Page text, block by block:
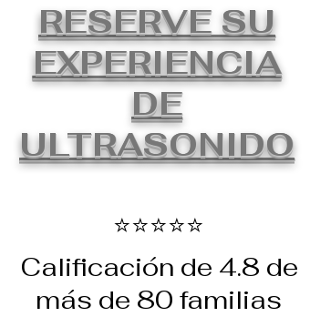
RESERVE SU
EXPERIENCIA
DE
ULTRASONIDO
⭐⭐⭐⭐⭐
Calificación de 4.8 de
más de 80 familias